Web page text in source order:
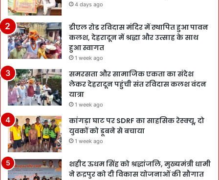
4 days ago
डीएल रोड रविदास मंदिर में स्थापित हुआ पावन
कलश, देहरादून में श्रद्धा और उत्साह के साथ
हुआ स्वागत
1 week ago
समरसता और सामाजिक एकता का संदेश
लेकर देहरादून पहुंची संत रविदास कलश वंदन
यात्रा
1 week ago
कांगड़ा घाट पर SDRF का साहसिक रेस्क्यू, दो
युवकों को डूबने से बचाया
1 week ago
शहीद ऊधम सिंह को श्रद्धांजलि, मुख्यमंत्री धामी
ने रुद्रपुर को दी विकास योजनाओं की सौगात